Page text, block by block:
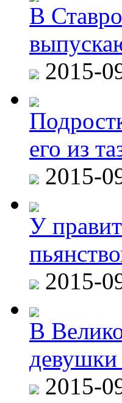
В
2015-
его из
2015-
У
2015-
В
2015-